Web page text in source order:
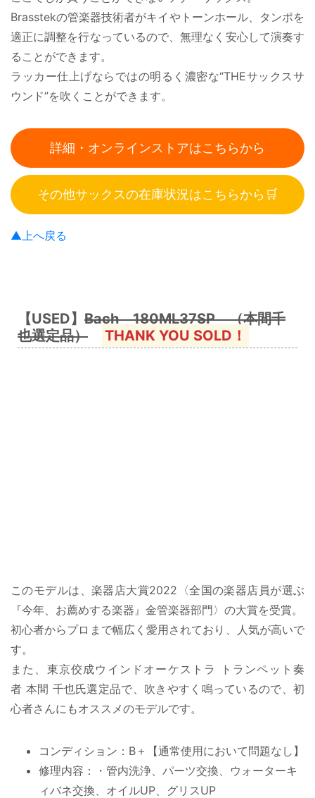
Brasstekの管楽器技術者がキイやトーンホール、タンポを
適正に調整を行なっているので、無理なく安心して演奏す
ることができます。
ラッカー仕上げならではの明るく濃密な“THEサックスサ
ウンド”を吹くことができます。
詳細・オンラインストアはこちらから
その他サックスの在庫状況はこちらから🛒
▲上へ戻る
【USED】 Bach 180ML37SP （本間千
也選定品）
THANK YOU SOLD！
このモデルは、楽器店大賞2022〈全国の楽器店員が選ぶ
『今年、お薦めする楽器』金管楽器部門〉の大賞を受賞。
初心者からプロまで幅広く愛用されており、人気が高いで
す。
また、東京佼成ウインドオーケストラ トランペット奏
者 本間 千也氏選定品で、吹きやすく鳴っているので、初
心者さんにもオススメのモデルです。
コンディション：B＋【通常使用において問題なし】
修理内容：・管内洗浄、パーツ交換、ウォーターキ
ィバネ交換、オイルUP、グリスUP